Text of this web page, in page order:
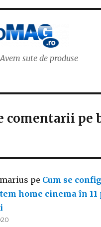
sute de produse
comentarii pe
pe Cum se
home cinema în 11